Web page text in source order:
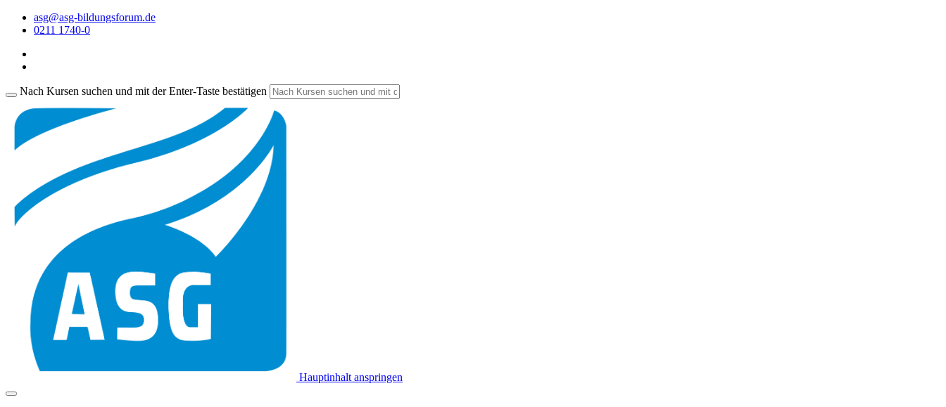
asg@asg-bildungsforum.de
0211 1740-0
Nach Kursen suchen und mit der Enter-Taste bestätigen
Hauptinhalt anspringen